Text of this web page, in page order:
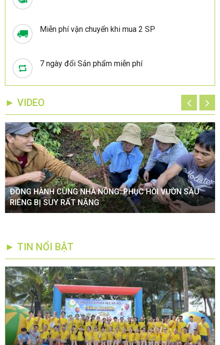
Miễn phí vận chuyển khi mua 2 SP
7 ngày đổi Sản phẩm miễn phí
► VIDEO
ĐỒNG HÀNH CÙNG NHÀ NÔNG: PHỤC HỒI VƯỜN SẦU
RIÊNG BỊ SUY RẤT NẶNG
► TIN NỔI BẬT